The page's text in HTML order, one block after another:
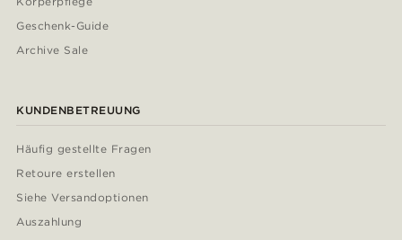
Geschenk-Guide
Archive Sale
KUNDENBETREUUNG
Häufig gestellte Fragen
Retoure erstellen
Siehe Versandoptionen
Auszahlung